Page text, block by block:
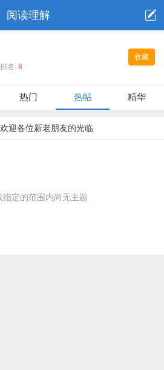
阅读理解
收藏
排名: 8
热门 热帖 精华
迎各位新老朋友的光临
指定的范围内尚无主题